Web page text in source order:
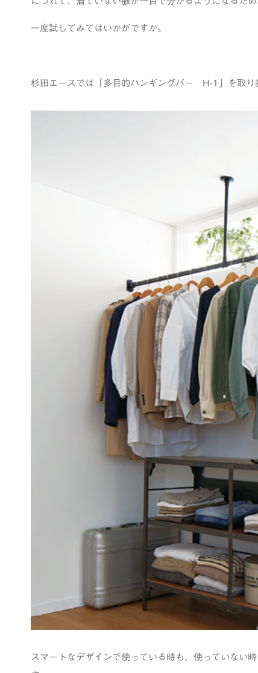
一度試してみてはいかがですか。
杉田エースでは「多目的ハンギングバー H-1」を取り
スマートなデザインで使っている時も、使っていない